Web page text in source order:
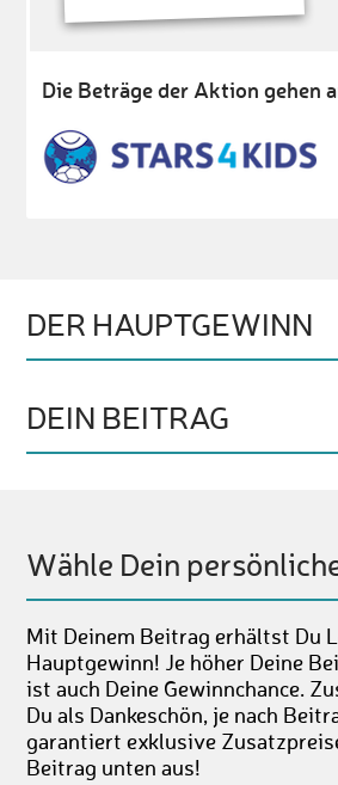
Die Beträge der Aktion gehen
DER HAUPTGEWINN
DEIN BEITRAG
Wähle Dein
Mit Deinem Beitrag erhältst Du
Hauptgewinn! Je höher Deine
ist auch Deine Gewinnchance.
Du als Dankeschön, je nach
garantiert exklusive
Beitrag unten aus!